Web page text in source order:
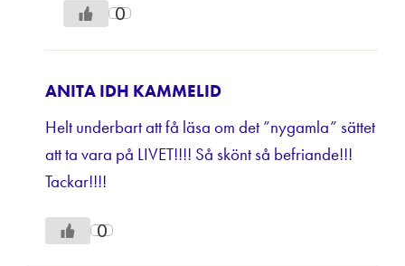
0
ANITA IDH KAMMELID
Helt underbart att få läsa om det ”nygamla” sättet
att ta vara på LIVET!!!! Så skönt så befriande!!!
Tackar!!!!
0